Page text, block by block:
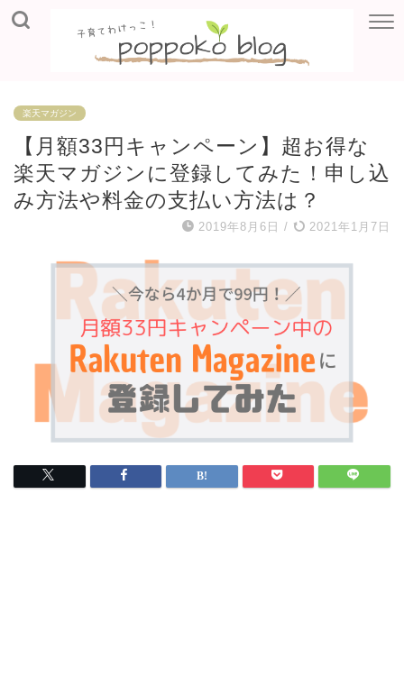
楽天マガジン
【月額33円キャンペーン】超お得な
楽天マガジンに登録してみた！申し込
み方法や料金の支払い方法は？
2019年8月6日 / 2021年1月7日